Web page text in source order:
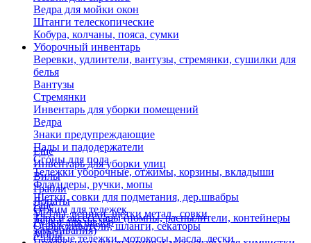
Ведра для мойки окон
Штанги телескопические
Кобура, колчаны, пояса, сумки
Уборочный инвентарь
Веревки, удлинтели, вантузы, стремянки, сушилки для
белья
Вантузы
Стремянки
Инвентарь для уборки помещений
Ведра
Знаки предупреждающие
Пады и падодержатели
Сгоны для пола
Тележки уборочные, отжимы, корзины, вкладыши
Флаундеры, ручки, мопы
Щетки, совки для подметания, дер.швабры
Отжим для тележек
Ручки для швабр
Мопы
Еще
Инвентарь для уборки улиц
Вилы
Грабли
Лопаты
Метлы, веники, щетки метал., совки
Опрыскиватели, шланги, секаторы
Садовые тележки, мотокосы, масла, лески
Еще
Тара и аксессуары (помпы, распылители, контейнеры
замачивания)